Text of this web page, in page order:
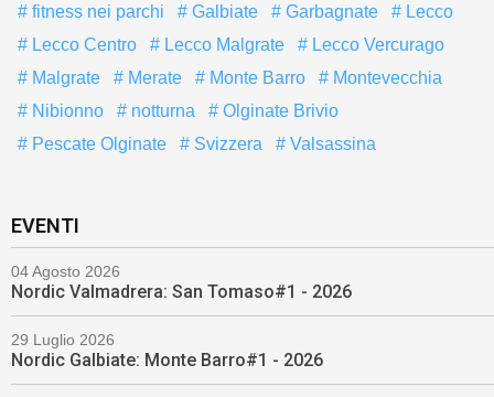
fitness nei parchi
Galbiate Garbagnate
Lecco
Lecco Centro
Lecco Malgrate
Lecco Vercurago
Malgrate
Merate Monte Barro
Montevecchia
Nibionno
notturna
Olginate Brivio
Pescate Olginate
Svizzera Valsassina
EVENTI
04 Agosto 2026
Nordic Valmadrera: San Tomaso#1 - 2026
29 Luglio 2026
Nordic Galbiate: Monte Barro#1 - 2026